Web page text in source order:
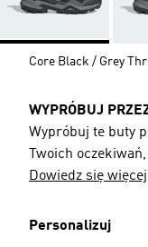
Core Black / Grey
WYPRÓBUJ
Wypróbuj te buty
Twoich
Dowiedz się więcej
Personalizuj